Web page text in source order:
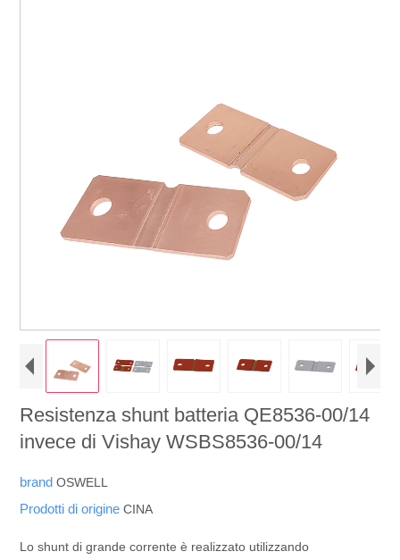
Resistenza shunt batteria QE8536-00/14
invece di Vishay WSBS8536-00/14
brandOSWELL
Prodotti di origineCINA
Lo shunt di grande corrente è realizzato utilizzando